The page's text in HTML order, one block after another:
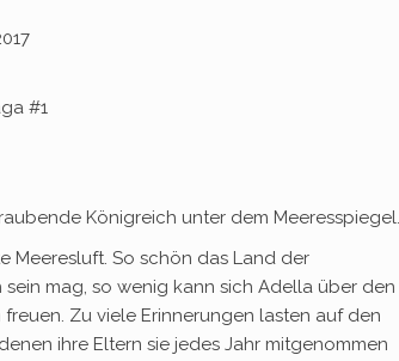
#1
Königreich unter dem
Meeresluft. So schön das Land der
mag, so wenig kann sich Adella über den
Zu viele Erinnerungen lasten auf den
ihre Eltern sie jedes Jahr mitgenommen